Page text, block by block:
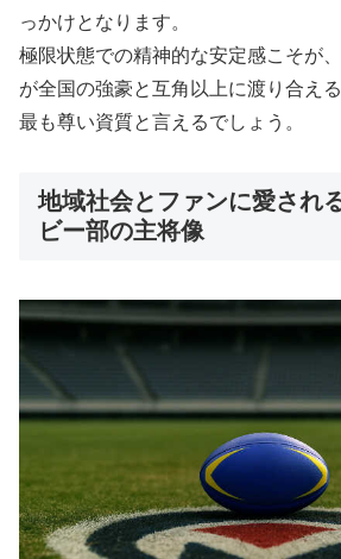
っかけとなります。
極限状態での精神的な安定感こそが
が全国の強豪と互角以上に渡り合え
最も尊い資質と言えるでしょう。
地域社会とファンに愛され
ビー部の主将像